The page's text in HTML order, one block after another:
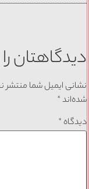
دیدگاهتان
نشانی ایمیل شما منتشر
شده‌اند*
دیدگاه *